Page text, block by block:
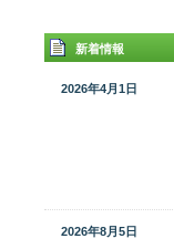
新着情報
2026年4月1日
2026年8月5日